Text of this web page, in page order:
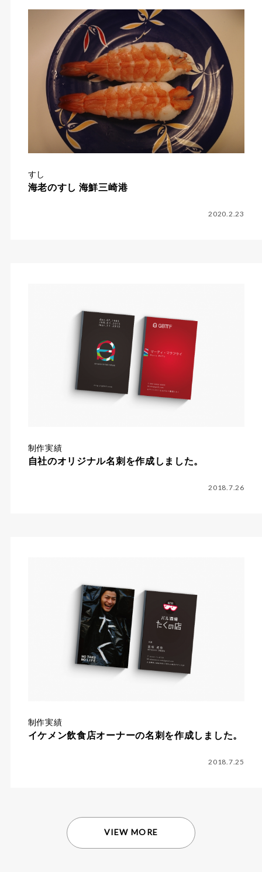
すし
海老のすし 海鮮三崎港
2020.2.23
制作実績
自社のオリジナル名刺を作成しました。
2018.7.26
制作実績
イケメン飲食店オーナーの名刺を作成しました。
2018.7.25
VIEW MORE